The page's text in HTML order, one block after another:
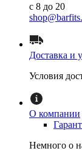
с 8 до 20
Доставка и
Условия
О компании
Немного о